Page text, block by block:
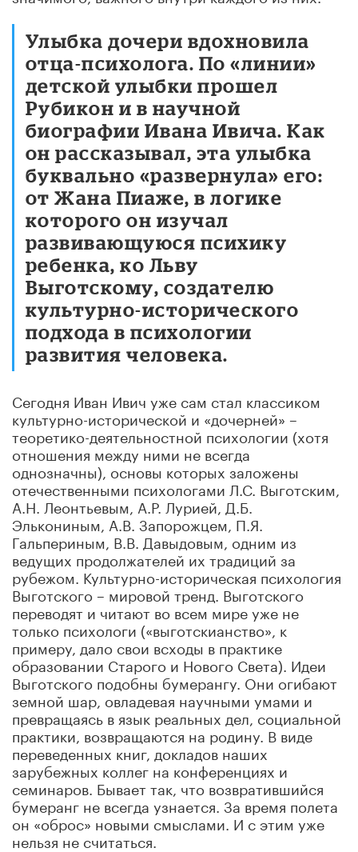
Улыбка дочери вдохновила
отца-психолога. По «линии»
детской улыбки прошел
Рубикон и в научной
биографии Ивана Ивича. Как
он рассказывал, эта улыбка
буквально «развернула» его:
от Жана Пиаже, в логике
которого он изучал
развивающуюся психику
ребенка, ко Льву
Выготскому, создателю
культурно-исторического
подхода в психологии
развития человека.
Сегодня Иван Ивич уже сам стал классиком
культурно-исторической и «дочерней» –
теоретико-деятельностной психологии (хотя
отношения между ними не всегда
однозначны), основы которых заложены
отечественными психологами Л.С. Выготским,
А.Н. Леонтьевым, А.Р. Лурией, Д.Б.
Элькониным, А.В. Запорожцем, П.Я.
Гальпериным, В.В. Давыдовым, одним из
ведущих продолжателей их традиций за
рубежом. Культурно-историческая психология
Выготского – мировой тренд. Выготского
переводят и читают во всем мире уже не
только психологи («выготскианство», к
примеру, дало свои всходы в практике
образовании Старого и Нового Света). Идеи
Выготского подобны бумерангу. Они огибают
земной шар, овладевая научными умами и
превращаясь в язык реальных дел, социальной
практики, возвращаются на родину. В виде
переведенных книг, докладов наших
зарубежных коллег на конференциях и
семинаров. Бывает так, что возвратившийся
бумеранг не всегда узнается. За время полета
он «оброс» новыми смыслами. И с этим уже
нельзя не считаться.